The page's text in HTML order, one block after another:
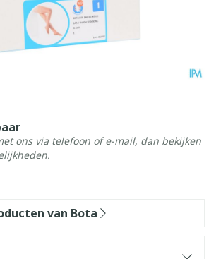
ons via telefoon of e-mail, dan bekijken
van Bota